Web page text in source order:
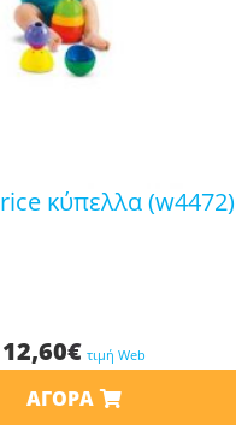
κύπελλα (w4472)
12,60€ τιμή Web
ΑΓΟΡΆ